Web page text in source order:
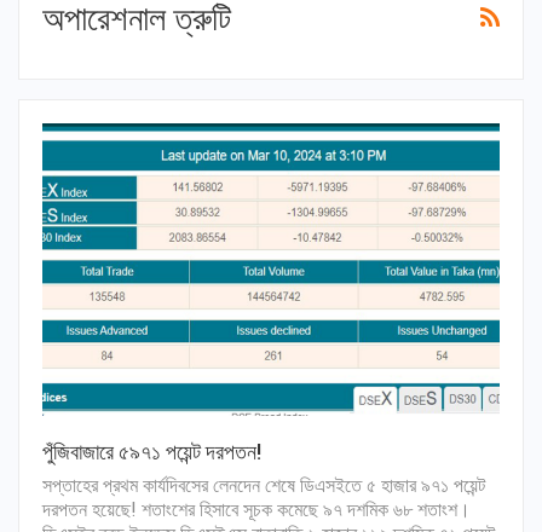
অপারেশনাল ত্রুটি
পুঁজিবাজারে ৫৯৭১ পয়েন্ট দরপতন!
সপ্তাহের প্রথম কার্যদিবসের লেনদেন শেষে ডিএসইতে ৫ হাজার ৯৭১ পয়েন্ট
দরপতন হয়েছে! শতাংশের হিসাবে সূচক কমেছে ৯৭ দশমিক ৬৮ শতাংশ।